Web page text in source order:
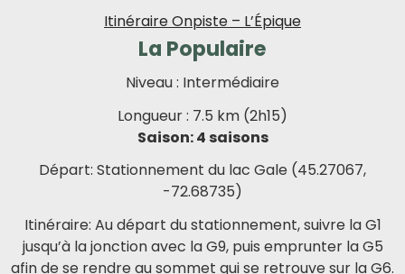
Itinéraire Onpiste – L’Épique
La Populaire
Niveau : Intermédiaire
Longueur : 7.5 km (2h15)
Saison: 4 saisons
Départ: Stationnement du lac Gale (45.27067,
-72.68735)
Itinéraire: Au départ du stationnement, suivre la G1
jusqu’à la jonction avec la G9, puis emprunter la G5
afin de se rendre au sommet qui se retrouve sur la G6.